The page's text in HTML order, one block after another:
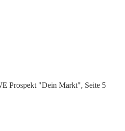
Prospekt "Dein Markt", Seite 5